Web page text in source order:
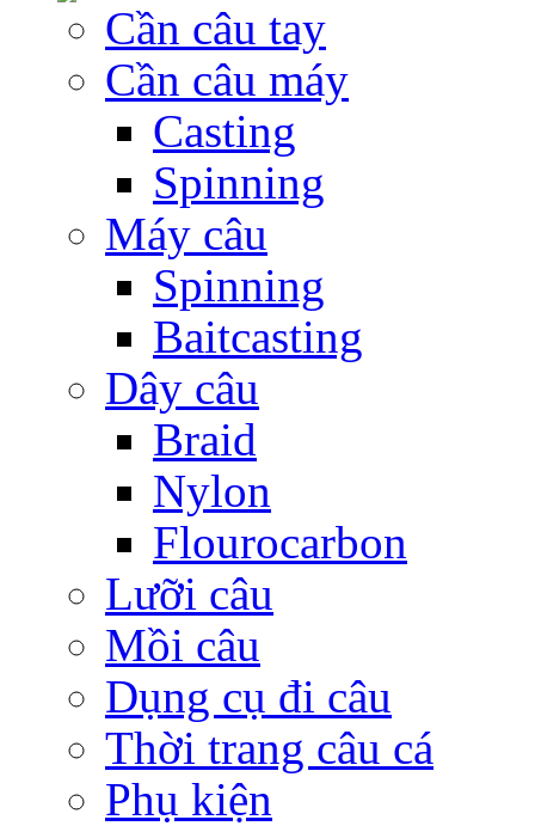
Cần câu tay
Cần câu máy
Casting
Spinning
Máy câu
Spinning
Baitcasting
Dây câu
Braid
Nylon
Flourocarbon
Lưỡi câu
Mồi câu
Dụng cụ đi câu
Thời trang câu cá
Phụ kiện